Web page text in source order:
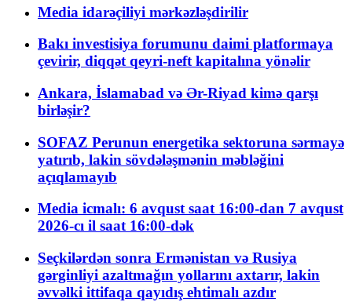
Media idarəçiliyi mərkəzləşdirilir
Bakı investisiya forumunu daimi platformaya
çevirir, diqqət qeyri-neft kapitalına yönəlir
Ankara, İslamabad və Ər-Riyad kimə qarşı
birləşir?
SOFAZ Perunun energetika sektoruna sərmayə
yatırıb, lakin sövdələşmənin məbləğini
açıqlamayıb
Media icmalı: 6 avqust saat 16:00-dan 7 avqust
2026-cı il saat 16:00-dək
Seçkilərdən sonra Ermənistan və Rusiya
gərginliyi azaltmağın yollarını axtarır, lakin
əvvəlki ittifaqa qayıdış ehtimalı azdır